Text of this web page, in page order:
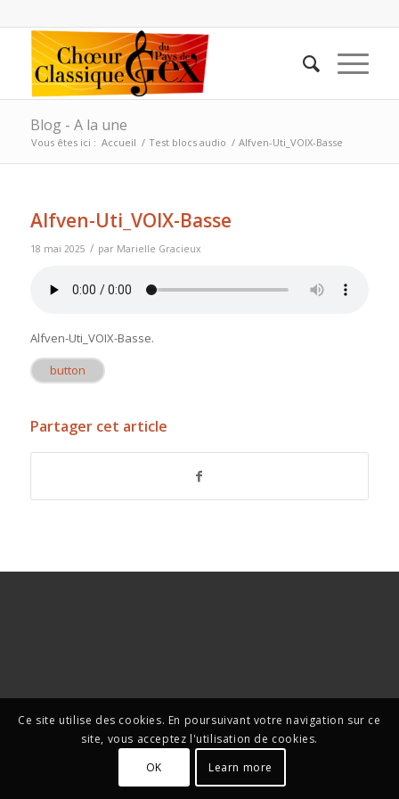
Blog - A la une
Vous êtes ici : Accueil / Test blocs audio / Alfven-Uti_VOIX-Basse
Alfven-Uti_VOIX-Basse
18 mai 2025 / par Marielle Gracieux
Alfven-Uti_VOIX-Basse.
button
Partager cet article
Ce site utilise des cookies. En poursuivant votre navigation sur ce
site, vous acceptez l'utilisation de cookies.
OK
Learn more